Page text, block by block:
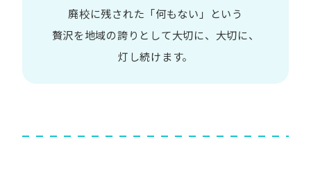
廃校に​残された​「何も​ない」と​いう​
贅沢を地域の​誇りと​して大切に、​大切に、​
灯し続けます。​